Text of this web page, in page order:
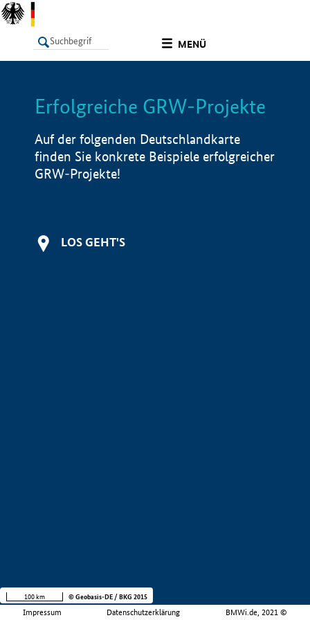
MENÜ
LISTE Info
Erfolgreiche GRW-Projekte
Auf der folgenden Deutschlandkarte
finden Sie konkrete Beispiele erfolgreicher
GRW-Projekte!
LOS GEHT'S
Impressum Datenschutzerklärung BMWi.de, 2021 ©
100 km © Geobasis-DE / BKG 2015